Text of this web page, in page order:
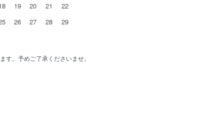
19 20 21
22
26 27 28
29
す。予めご了承くださいませ。